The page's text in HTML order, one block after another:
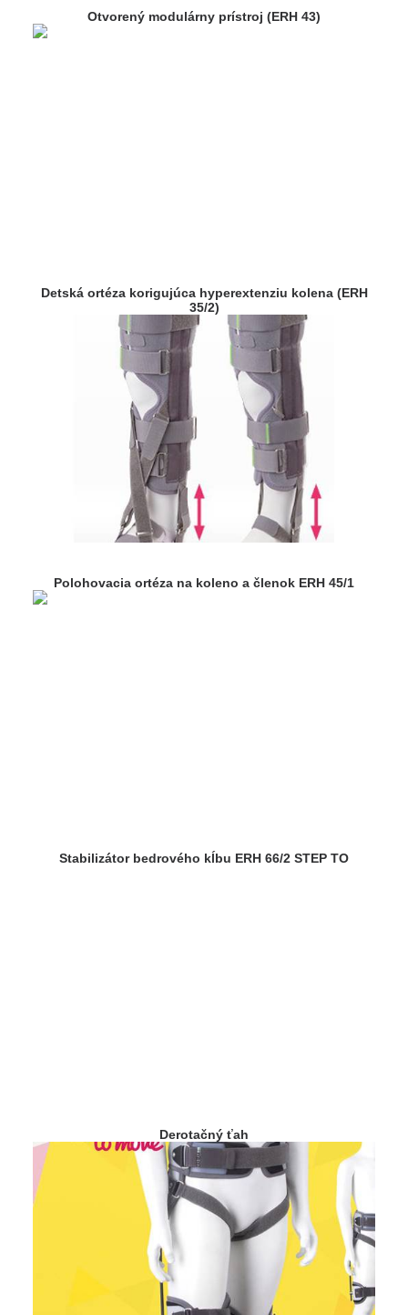
Otvorený modulárny prístroj (ERH 43)
Detská ortéza korigujúca hyperextenziu kolena (ERH
35/2)
Polohovacia ortéza na koleno a členok ERH 45/1
Stabilizátor bedrového kĺbu ERH 66/2 STEP TO
Derotačný ťah